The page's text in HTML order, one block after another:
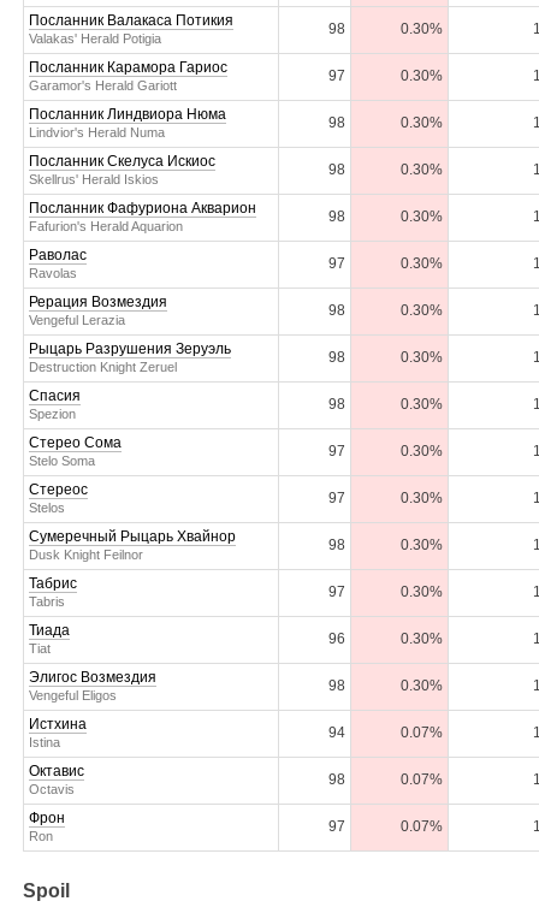
Посланник Валакаса Потикия
Valakas' Herald Potigia
98 0.30%
Посланник Карамора Гариос
Garamor's Herald Gariott
97 0.30%
Посланник Линдвиора Нюма
Lindvior's Herald Numa
98 0.30%
Посланник Скелуса Искиос
Skellrus' Herald Iskios
98 0.30%
Посланник Фафуриона Акварион
Fafurion's Herald Aquarion
98 0.30%
Раволас
Ravolas
97 0.30%
Рерация Возмездия
Vengeful Lerazia
98 0.30%
Рыцарь Разрушения Зеруэль
Destruction Knight Zeruel
98 0.30%
Спасия
Spezion
98 0.30%
Стерео Сома
Stelo Soma
97 0.30%
Стереос
Stelos
97 0.30%
Сумеречный Рыцарь Хвайнор
Dusk Knight Feilnor
98 0.30%
Табрис
Tabris
97 0.30%
Тиада
Tiat
96 0.30%
Элигос Возмездия
Vengeful Eligos
98 0.30%
Истхина
Istina
94 0.07%
Октавис
Octavis
98 0.07%
Фрон
Ron
97 0.07%
Spoil